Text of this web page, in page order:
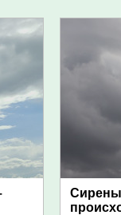
Сирены